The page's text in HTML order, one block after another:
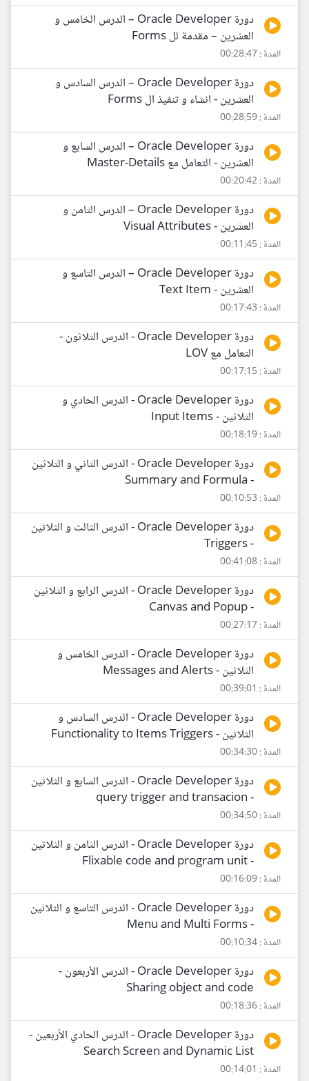
دورة Oracle Developer – الدرس الخامس و
العشرين – مقدمة لل Forms
المدة : 00:28:47
دورة Oracle Developer – الدرس السادس و
العشرين - انشاء و تنفيذ ال Forms
المدة : 00:28:59
دورة Oracle Developer – الدرس السابع و
العشرين - التعامل مع Master-Details
المدة : 00:20:42
دورة Oracle Developer – الدرس الثامن و
العشرين - Visual Attributes
المدة : 00:11:45
دورة Oracle Developer – الدرس التاسع و
العشرين - Text Item
المدة : 00:17:43
دورة Oracle Developer - الدرس الثلاثون -
التعامل مع LOV
المدة : 00:17:15
دورة Oracle Developer - الدرس الحادي و
الثلاثين - Input Items
المدة : 00:18:19
دورة Oracle Developer - الدرس الثاني و الثلاثين
- Summary and Formula
المدة : 00:10:53
دورة Oracle Developer - الدرس الثالث و الثلاثين
- Triggers
المدة : 00:41:08
دورة Oracle Developer - الدرس الرابع و الثلاثين
- Canvas and Popup
المدة : 00:27:17
دورة Oracle Developer - الدرس الخامس و
الثلاثين - Messages and Alerts
المدة : 00:39:01
دورة Oracle Developer - الدرس السادس و
الثلاثين - Functionality to Items Triggers
المدة : 00:34:30
دورة Oracle Developer - الدرس السابع و الثلاثين
- query trigger and transacion
المدة : 00:34:50
دورة Oracle Developer - الدرس الثامن و الثلاثين
- Flixable code and program unit
المدة : 00:16:09
دورة Oracle Developer - الدرس التاسع و الثلاثين
- Menu and Multi Forms
المدة : 00:10:34
دورة Oracle Developer - الدرس الأربعون -
Sharing object and code
المدة : 00:18:36
دورة Oracle Developer - الدرس الحادي الأربعين -
Search Screen and Dynamic List
المدة : 00:14:01